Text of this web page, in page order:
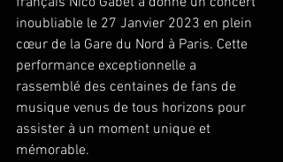
inoubliable le 27 Janvier 2023 en plein
cœur de la Gare du Nord à Paris. Cette
performance exceptionnelle a
rassemblé des centaines de fans de
musique venus de tous horizons pour
assister à un moment unique et
mémorable.